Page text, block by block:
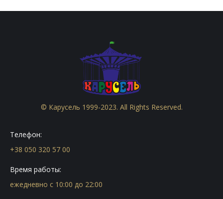
© Карусель 1999-2023. All Rights Reserved.
Телефон:
+38 050 320 57 00
Время работы:
ежедневно с 10:00 до 22:00